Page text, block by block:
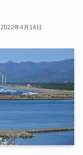
2022年4月14日